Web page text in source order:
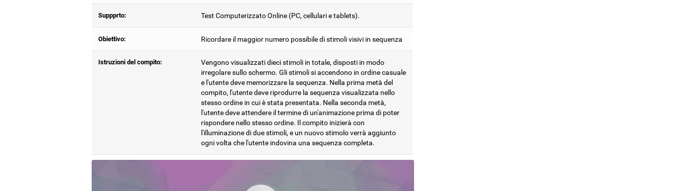
Suppprto: Test Computerizzato Online (PC, cellulari e tablets).
Obiettivo: Ricordare il maggior numero possibile di stimoli visivi in sequenza
Istruzioni del compito:
Vengono visualizzati dieci stimoli in totale, disposti in modo
irregolare sullo schermo. Gli stimoli si accendono in ordine casuale
e l'utente deve memorizzare la sequenza. Nella prima metà del
compito, l'utente deve riprodurre la sequenza visualizzata nello
stesso ordine in cui è stata presentata. Nella seconda metà,
l'utente deve attendere il termine di un'animazione prima di poter
rispondere nello stesso ordine. Il compito inizierà con
l'illuminazione di due stimoli, e un nuovo stimolo verrà aggiunto
ogni volta che l'utente indovina una sequenza completa.